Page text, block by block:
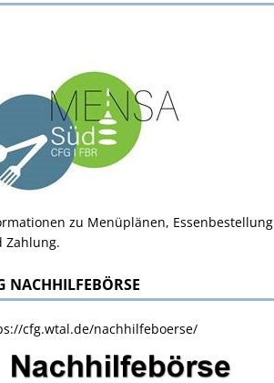
zu Menüplänen, Essenbestellung
Zahlung.
NACHHILFEBÖRSE
cfg.wtal.de/nachhilfeboerse/